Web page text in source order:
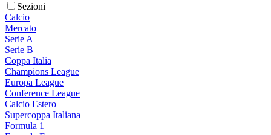
Sezioni
Calcio
Mercato
Serie A
Serie B
Coppa Italia
Champions League
Europa League
Conference League
Calcio Estero
Supercoppa Italiana
Formula 1